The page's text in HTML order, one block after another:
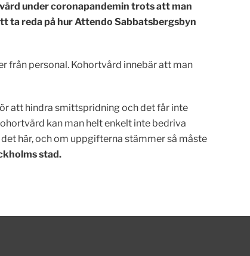
under coronapandemin trots att man
ta reda på hur Attendo Sabbatsbergsbyn
från personal. Kohortvård innebär att man
att hindra smittspridning och det får inte
kan man helt enkelt inte bedriva
här, och om uppgifterna stämmer så måste
stad.